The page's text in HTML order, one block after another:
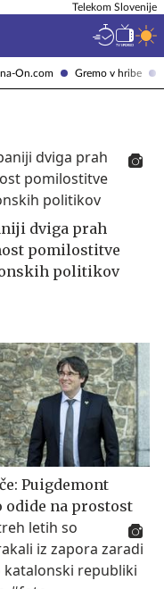
On.com Gremo v hribe
Telekom Slovenije
dviga prah
pomilostitve
politikov
Puigdemont
odide na prostost